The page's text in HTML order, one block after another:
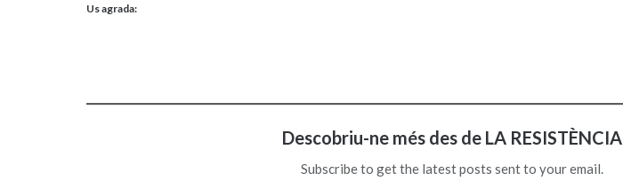
Us agrada:
Descobriu-ne més des de LA RESISTÈNCIA
Subscribe to get the latest posts sent to your email.